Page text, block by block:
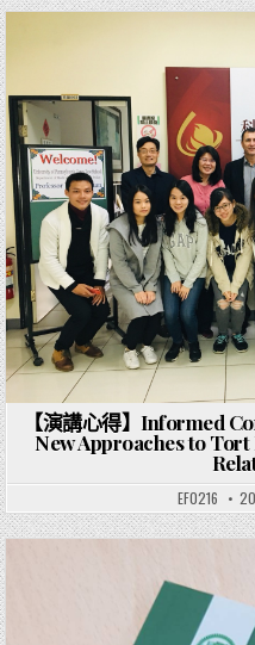
【演講心得】Informed
New Approaches to
EF0216
Posted in